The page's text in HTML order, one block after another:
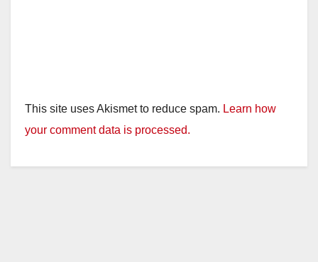
This site uses Akismet to reduce spam. Learn how
your comment data is processed.